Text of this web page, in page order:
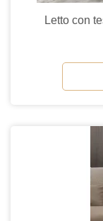
Letto con